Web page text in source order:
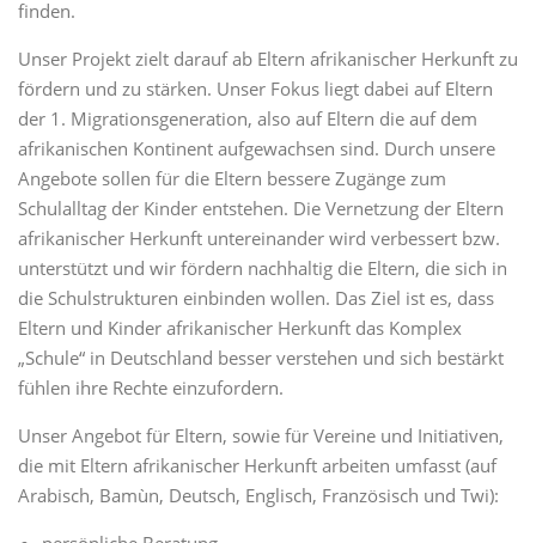
finden.
Unser Projekt zielt darauf ab Eltern afrikanischer Herkunft zu
fördern und zu stärken. Unser Fokus liegt dabei auf Eltern
der 1. Migrationsgeneration, also auf Eltern die auf dem
afrikanischen Kontinent aufgewachsen sind. Durch unsere
Angebote sollen für die Eltern bessere Zugänge zum
Schulalltag der Kinder entstehen. Die Vernetzung der Eltern
afrikanischer Herkunft untereinander wird verbessert bzw.
unterstützt und wir fördern nachhaltig die Eltern, die sich in
die Schulstrukturen einbinden wollen. Das Ziel ist es, dass
Eltern und Kinder afrikanischer Herkunft das Komplex
„Schule“ in Deutschland besser verstehen und sich bestärkt
fühlen ihre Rechte einzufordern.
Unser Angebot für Eltern, sowie für Vereine und Initiativen,
die mit Eltern afrikanischer Herkunft arbeiten umfasst (auf
Arabisch, Bamùn, Deutsch, Englisch, Französisch und Twi):